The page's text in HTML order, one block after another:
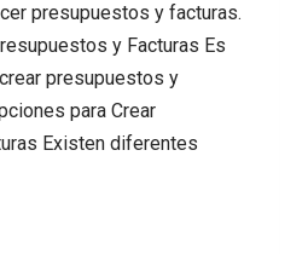
presupuestos y facturas.
y Facturas Es
presupuestos y
para Crear
Existen diferentes